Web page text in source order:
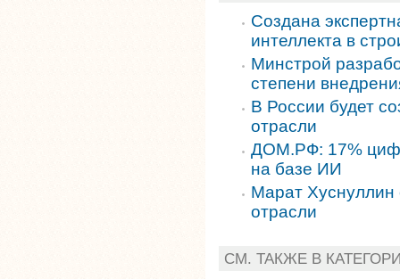
Создана
интеллекта в
Минстрой
степени
В России будет
отрасли
ДОМ.РФ: 17%
на базе ИИ
Марат Хуснуллин
отрасли
СМ. ТАКЖЕ В